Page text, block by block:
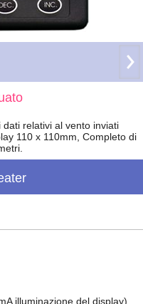
dati relativi al vento inviati
110 x 110mm, Completo di
illuminazione del display)